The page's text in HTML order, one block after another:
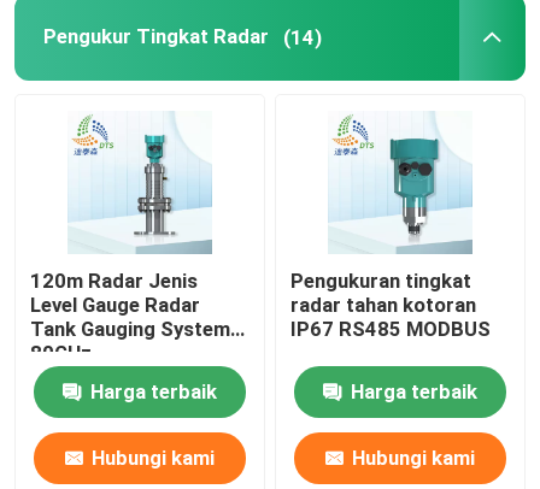
Detektor Kebocoran Mikrofon Tanah
Detektor kebocoran air bawah tanah
Detektor Kebocoran Air Akustik
Pengukur Tingkat Radar (14)
120m Radar Jenis
Level Gauge Radar
Tank Gauging System
80GHz
Harga terbaik
Hubungi kami
Pengukuran tingkat
radar tahan kotoran
IP67 RS485 MODBUS
Harga terbaik
Hubungi kami